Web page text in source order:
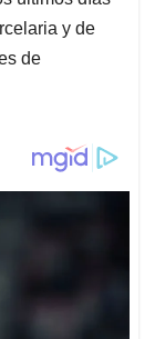
y de
de